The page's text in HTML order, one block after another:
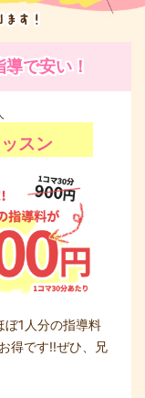
で安い！
スン
ぼ1人分の指導料
得です!!ぜひ、兄